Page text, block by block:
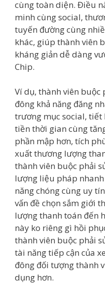
cùng toàn diện. Điều
minh cùng social,
tuyến đường cùng
khác, giúp thành viên
kháng giản dễ dàng
Chip.
Ví dụ, thành viên buộc
đông khả năng đăng
trương mục social,
tiền thời gian cùng
phần mập hơn, tích
xuất thương lượng
thành viên buộc phải
lượng liệu pháp
năng chóng cùng uy
vấn đề chọn sắm giới
lượng thanh toán đến
này ko riêng gì hồi
thành viên buộc phải
tài năng tiếp cận của
đông đối tượng thành
dụng hơn.